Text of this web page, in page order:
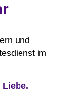
und
im